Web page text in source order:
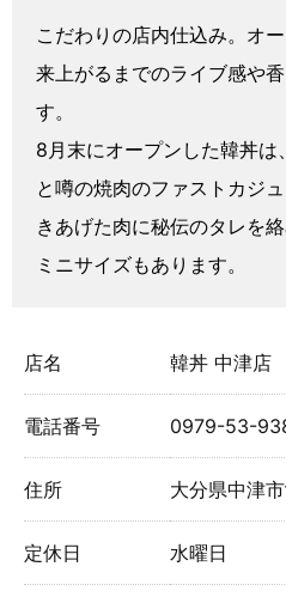
こだわりの店内仕込み。オ
来上がるまでのライブ感や
す。
8月末にオープンした韓丼は
と噂の焼肉のファストカジ
きあげた肉に秘伝のタレを
ミニサイズもあります。
店名 韓丼 中津店
電話番号 0979-53-
住所 大分県中津
定休日 水曜日